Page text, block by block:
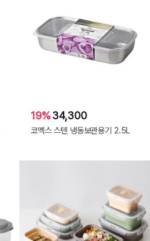
19%34,300
코멕스 스텐 냉동보관용기 2.5L